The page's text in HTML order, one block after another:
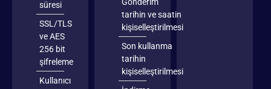
süresi
SSL/TLS
ve AES
256 bit
şifreleme
Kullanıcı
tarihin ve saatin
kişiselleştirilmesi
Son kullanma
tarihin
kişiselleştirilmesi